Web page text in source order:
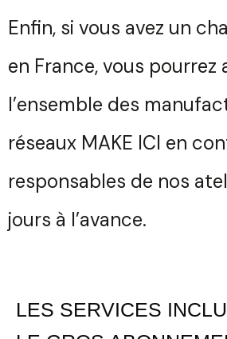
Enfin, si vous avez un
en France, vous pourrez
l’ensemble des
réseaux MAKE ICI en
responsables de nos
jours à l’avance.
LES SERVICES
Sélectionnez une
Valider
Votre
Nom
Votre
Prénom
Votre
Email
Téléphone